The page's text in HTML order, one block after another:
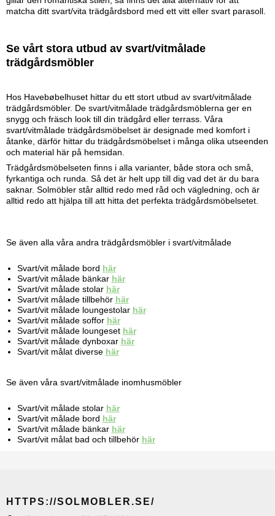
matcha ditt svart/vita trädgårdsbord med ett vitt eller svart parasoll.
Se vårt stora utbud av svart/vitmålade
trädgårdsmöbler
Hos Havebøbelhuset hittar du ett stort utbud av svart/vitmålade
trädgårdsmöbler. De svart/vitmålade trädgårdsmöblerna ger en
snygg och fräsch look till din trädgård eller terrass. Våra
svart/vitmålade trädgårdsmöbelset är designade med komfort i
åtanke, därför hittar du trädgårdsmöbelset i många olika utseenden
och material här på hemsidan.
Trädgårdsmöbelseten finns i alla varianter, både stora och små,
fyrkantiga och runda. Så det är helt upp till dig vad det är du bara
saknar. Solmöbler står alltid redo med råd och vägledning, och är
alltid redo att hjälpa till att hitta det perfekta trädgårdsmöbelsetet.
Se även alla våra andra trädgårdsmöbler i svart/vitmålade
Svart/vit målade bord här
Svart/vit målade bänkar här
Svart/vit målade stolar här
Svart/vit målade tillbehör här
Svart/vit målade loungestolar här
Svart/vit målade soffor här
Svart/vit målade loungeset här
Svart/vit målade dynboxar här
Svart/vit målat diverse här
Se även våra svart/vitmålade inomhusmöbler
Svart/vit målade stolar här
Svart/vit målade bord här
Svart/vit målade bänkar här
Svart/vit målat bad och tillbehör här
HTTPS://SOLMOBLER.SE/